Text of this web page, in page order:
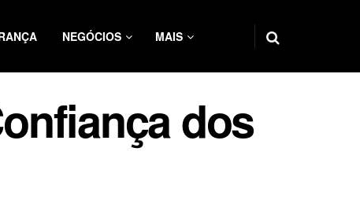
NEGÓCIOS MAIS
dos